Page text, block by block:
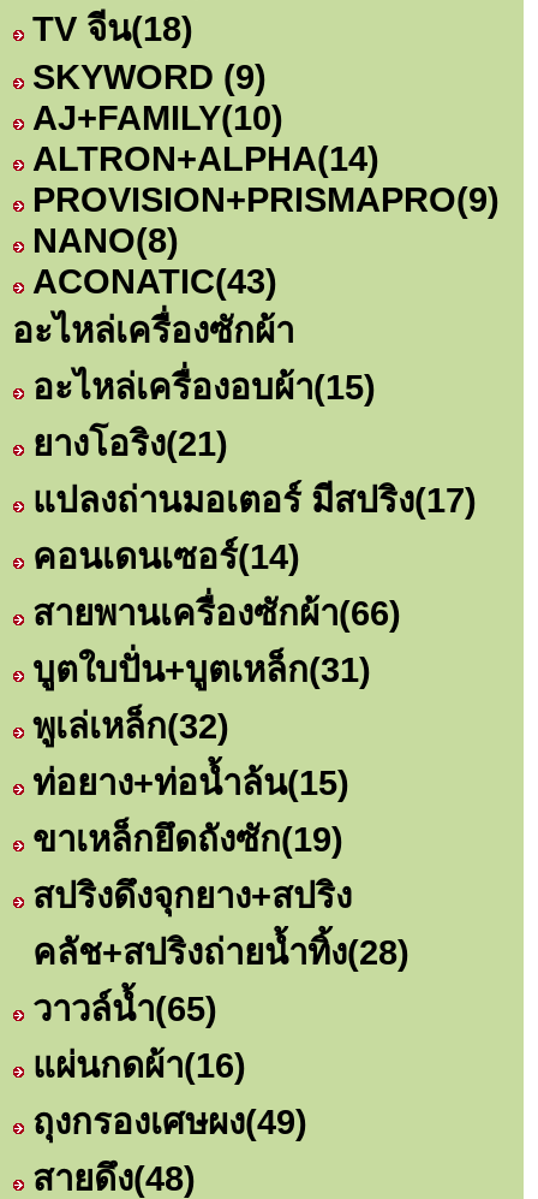
TV จีน(18)
SKYWORD (9)
AJ+FAMILY(10)
ALTRON+ALPHA(14)
PROVISION+PRISMAPRO(9)
NANO(8)
ACONATIC(43)
อะไหล่เครื่องซักผ้า
อะไหล่เครื่องอบผ้า(15)
ยางโอริง(21)
แปลงถ่านมอเตอร์ มีสปริง(17)
คอนเดนเซอร์(14)
สายพานเครื่องซักผ้า(66)
บูตใบปั่น+บูตเหล็ก(31)
พูเล่เหล็ก(32)
ท่อยาง+ท่อน้ำล้น(15)
ขาเหล็กยึดถังซัก(19)
สปริงดึงจุกยาง+สปริง
คลัช+สปริงถ่ายน้ำทิ้ง(28)
วาวล์น้ำ(65)
แผ่นกดผ้า(16)
ถุงกรองเศษผง(49)
สายดึง(48)